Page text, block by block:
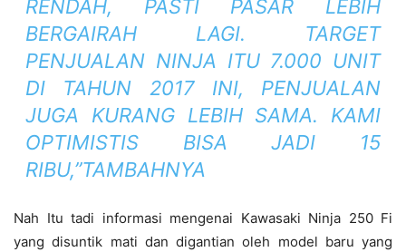
RENDAH, PASTI PASAR LEBIH
BERGAIRAH LAGI. TARGET
PENJUALAN NINJA ITU 7.000 UNIT
DI TAHUN 2017 INI, PENJUALAN
JUGA KURANG LEBIH SAMA. KAMI
OPTIMISTIS BISA JADI 15
RIBU,”TAMBAHNYA
Nah Itu tadi informasi mengenai Kawasaki Ninja 250 Fi
yang disuntik mati dan digantian oleh model baru yang